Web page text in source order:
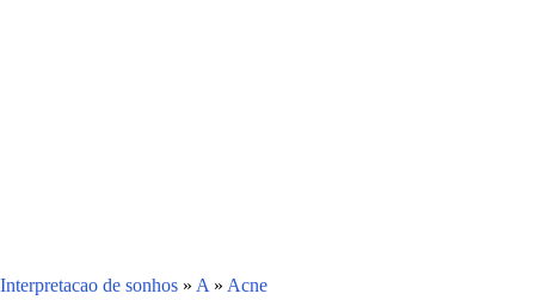
Interpretacao de sonhos » A » Acne